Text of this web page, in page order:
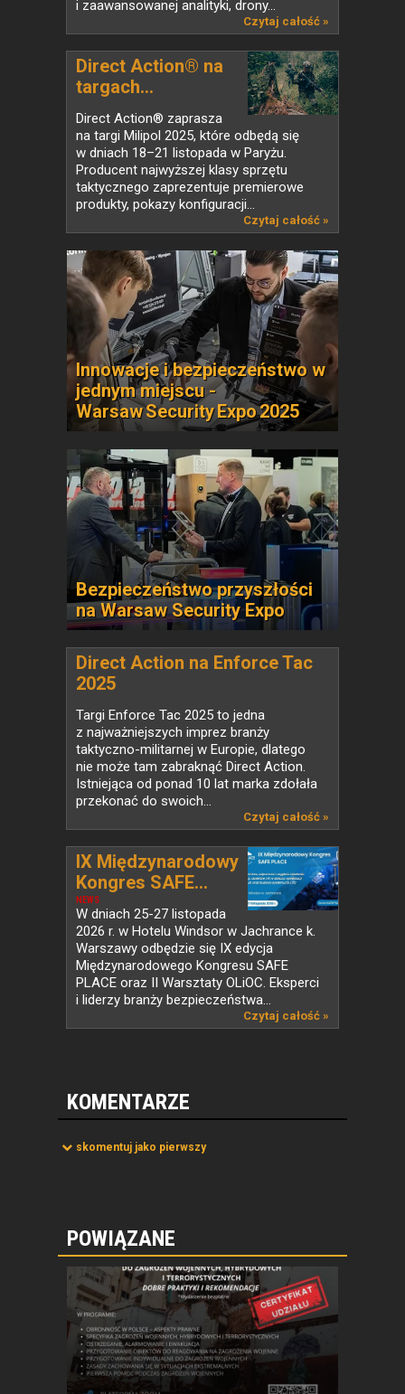
i zaawansowanej analityki, drony...
Czytaj całość »
Direct Action® na
targach...
Direct Action® zaprasza
na targi Milipol 2025, które odbędą się
w dniach 18–21 listopada w Paryżu.
Producent najwyższej klasy sprzętu
taktycznego zaprezentuje premierowe
produkty, pokazy konfiguracji...
Czytaj całość »
Innowacje i bezpieczeństwo w
jednym miejscu -
Warsaw Security Expo 2025
Bezpieczeństwo przyszłości
na Warsaw Security Expo
Direct Action na Enforce Tac
2025
Targi Enforce Tac 2025 to jedna
z najważniejszych imprez branży
taktyczno-militarnej w Europie, dlatego
nie może tam zabraknąć Direct Action.
Istniejąca od ponad 10 lat marka zdołała
przekonać do swoich...
Czytaj całość »
NEWS
IX Międzynarodowy
Kongres SAFE...
W dniach 25-27 listopada
2026 r. w Hotelu Windsor w Jachrance k.
Warszawy odbędzie się IX edycja
Międzynarodowego Kongresu SAFE
PLACE oraz II Warsztaty OLiOC. Eksperci
i liderzy branży bezpieczeństwa...
Czytaj całość »
KOMENTARZE
skomentuj jako pierwszy
POWIĄZANE